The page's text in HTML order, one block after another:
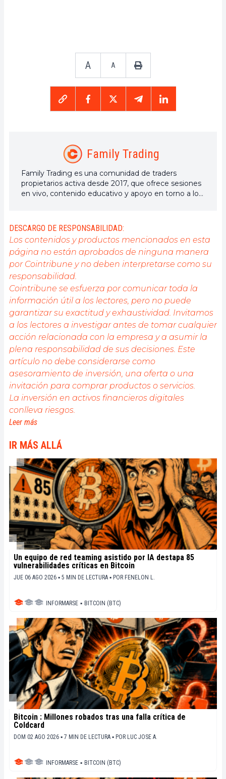
A A
Family Trading
Family Trading es una comunidad de traders
propietarios activa desde 2017, que ofrece sesiones
en vivo, contenido educativo y apoyo en torno a los
mercado de criptomonedas, a su lado.
DESCARGO DE RESPONSABILIDAD:
Los contenidos y productos mencionados en esta
página no están aprobados de ninguna manera
por Cointribune y no deben interpretarse como su
responsabilidad.
Cointribune se esfuerza por comunicar toda la
información útil a los lectores, pero no puede
garantizar su exactitud y exhaustividad. Invitamos
a los lectores a investigar antes de tomar cualquier
acción relacionada con la empresa y a asumir la
plena responsabilidad de sus decisiones. Este
artículo no debe considerarse como
asesoramiento de inversión, una oferta o una
invitación para comprar productos o servicios.
La inversión en activos financieros digitales
conlleva riesgos.
Leer más
IR MÁS ALLÁ
Un equipo de red teaming asistido por IA destapa 85
vulnerabilidades críticas en Bitcoin
JUE 06 AGO 2026 ▪ 5 MIN DE LECTURA ▪ POR FENELON L.
INFORMARSE ▪ BITCOIN (BTC)
Bitcoin : Millones robados tras una falla crítica de
Coldcard
DOM 02 AGO 2026 ▪ 7 MIN DE LECTURA ▪ POR LUC JOSE A.
INFORMARSE ▪ BITCOIN (BTC)